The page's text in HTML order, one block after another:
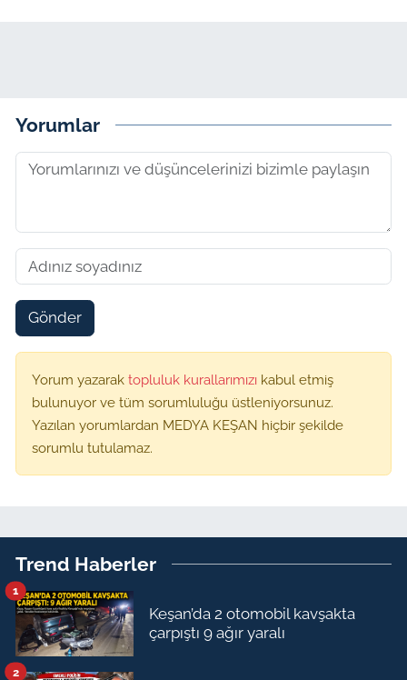
Yorumlar
Gönder
Yorum yazarak topluluk kurallarımızı kabul etmiş
bulunuyor ve tüm sorumluluğu üstleniyorsunuz.
Yazılan yorumlardan MEDYA KEŞAN hiçbir şekilde
sorumlu tutulamaz.
Trend Haberler
Keşan’da 2 otomobil kavşakta
çarpıştı 9 ağır yaralı
1
2